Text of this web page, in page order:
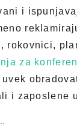
i
rokovnici,
za
i zaposlene